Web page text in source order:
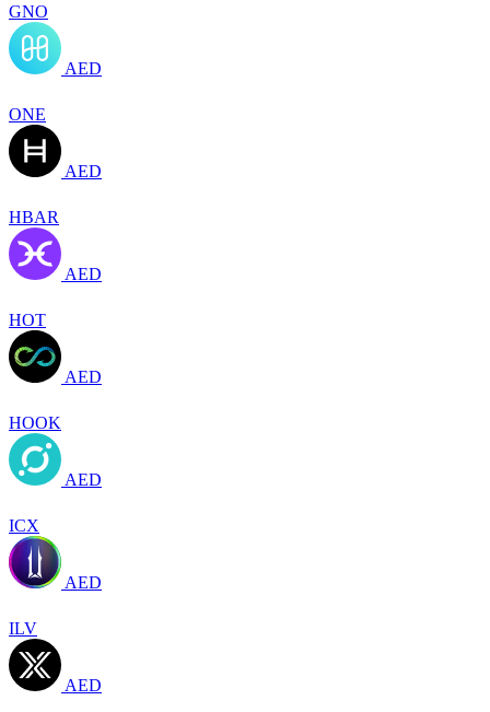
GNO
AED
ONE
AED
HBAR
AED
HOT
AED
HOOK
AED
ICX
AED
ILV
AED